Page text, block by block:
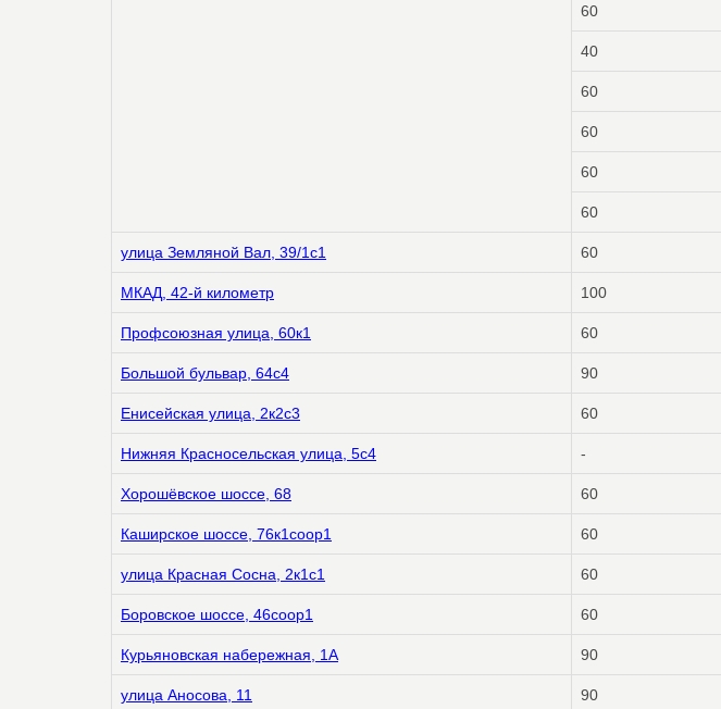
60
40
60
60
60
60
улица Земляной Вал, 39/1с1 60
МКАД, 42-й километр 100
Профсоюзная улица, 60к1 60
Большой бульвар, 64с4 90
Енисейская улица, 2к2с3 60
Нижняя Красносельская улица, 5с4 -
Хорошёвское шоссе, 68 60
Каширское шоссе, 76к1соор1 60
улица Красная Сосна, 2к1с1 60
Боровское шоссе, 46соор1 60
Курьяновская набережная, 1А 90
улица Аносова, 11 90